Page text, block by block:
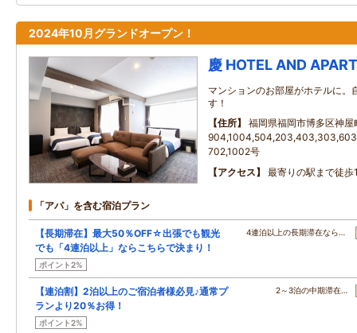
2024年10月グランドオープン！
慶 HOTEL AND
マンションのお部屋がホテルに。
す！
住所
福岡県福岡市博多区神
702,1002号
アクセス
最寄りの駅まで徒歩
「アパ」を含む宿泊プラン
【長期滞在】最大50％OFF☆出張でも観光
でも「4連泊以上」ならこちらで決まり！
ポイント2%
4連泊以上の長期滞在なら…
【連泊割】2泊以上のご宿泊者様必見♪通常プ
ランより20％お得！
ポイント2%
2～3泊の中期滞在…